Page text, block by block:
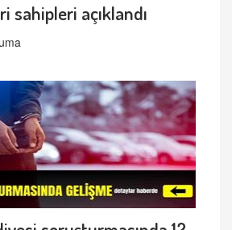
sahipleri açıklandı